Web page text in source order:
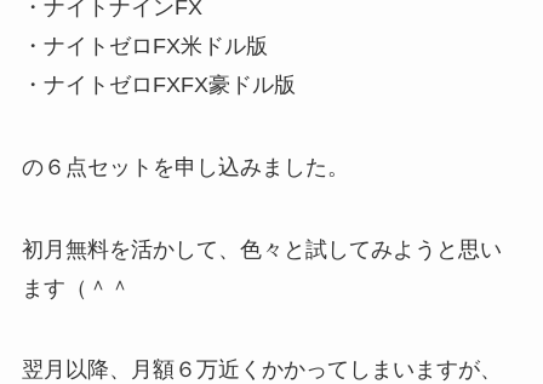
・ナイトナインFX
・ナイトゼロFX米ドル版
・ナイトゼロFXFX豪ドル版
の６点セットを申し込みました。
初月無料を活かして、色々と試してみようと思い
ます（＾＾
翌月以降、月額６万近くかかってしまいますが、